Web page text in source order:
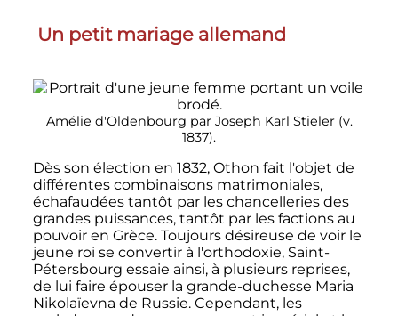
Un petit mariage allemand
Amélie d'Oldenbourg par Joseph Karl Stieler (v.
1837).
Dès son élection en 1832, Othon fait l'objet de
différentes combinaisons matrimoniales,
échafaudées tantôt par les chancelleries des
grandes puissances, tantôt par les factions au
pouvoir en Grèce. Toujours désireuse de voir le
jeune roi se convertir à l'orthodoxie, Saint-
Pétersbourg essaie ainsi, à plusieurs reprises,
de lui faire épouser la grande-duchesse Maria
Nikolaïevna de Russie. Cependant, les